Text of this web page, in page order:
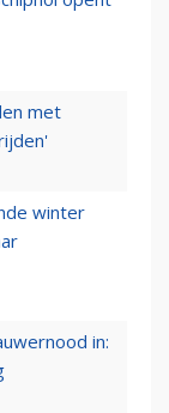
met
winter
in: